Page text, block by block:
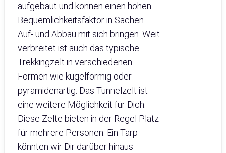
aufgebaut und können einen hohen
Bequemlichkeitsfaktor in Sachen
Auf- und Abbau mit sich bringen. Weit
verbreitet ist auch das typische
Trekkingzelt in verschiedenen
Formen wie kugelförmig oder
pyramidenartig. Das Tunnelzelt ist
eine weitere Möglichkeit für Dich.
Diese Zelte bieten in der Regel Platz
für mehrere Personen. Ein Tarp
könnten wir Dir darüber hinaus